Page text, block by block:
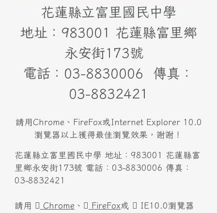
花蓮縣立富里國民中學
地址：983001 花蓮縣富里鄉
永安街173號
電話：03-8830006 傳真：
03-8832421
請用Chrome、FireFox或Internet Explorer 10.0
瀏覽器以上獲得最佳瀏覽效果，謝謝！
花蓮縣立富里國民中學 地址：983001 花蓮縣富
里鄉永安街173號 電話：03-8830006 傳真：
03-8832421
請用 Chrome 、 FireFox或 IE10.0瀏覽器